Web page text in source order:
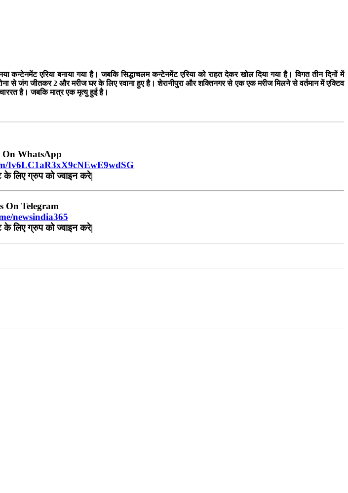
एरिया बनाया गया है। जबकि सिद्धाचलम कन्टेनमेंट एरिया को राहत देकर खोल दिया गया है। विगत तीन दिनों में
से जंग जीतकर 2 और मरीज घर के लिए रवाना हुए है। शेरानीपुरा और शक्तिनगर से एक एक मरीज मिलने से वर्तमान में एक्टिव
है। जबकि मात्र एक मृत्यु हुई है।
On WhatsApp
Iv6LC1aR3xX9cNEwE9wdSG
के लिए ग्रुप को ज्वाइन करे|
On Telegram
newsindia365
केलिएग्रुपकोज्वाइनकरे|